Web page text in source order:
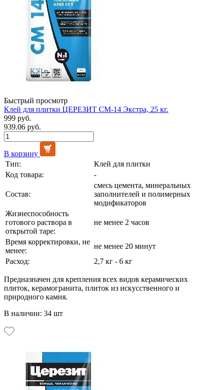
Быстрый просмотр
Клей для плитки ЦЕРЕЗИТ СМ-14 Экстра, 25 кг.
999 руб.
939.06 руб.
В корзину
Тип:
Клей для плитки
Код товара:
-
Состав:
смесь цемента, минеральных
заполнителей и полимерных
модификаторов
Жизнеспособность
готового раствора в
открытой таре:
не менее 2 часов
Время корректировки, не
менее:
не менее 20 минут
Расход:
2,7 кг - 6 кг
Предназначен для крепления всех видов керамических
плиток, керамогранита, плиток из искусственного и
природного камня.
В наличии: 34 шт